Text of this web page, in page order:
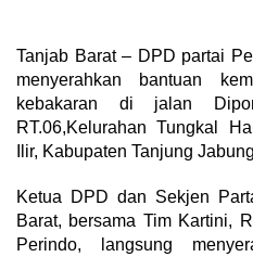
Tanjab Barat – DPD partai
menyerahkan bantuan
kebakaran di jalan
RT.06,Kelurahan Tungkal
Ilir, Kabupaten Tanjung
Ketua DPD dan Sekjen
Barat, bersama Tim Kartini,
Perindo, langsung